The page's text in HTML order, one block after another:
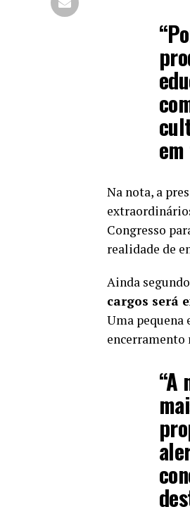
Na nota, a
Congresso
realidade de
Ainda
cargos será
Uma pequena
encerramento
“A